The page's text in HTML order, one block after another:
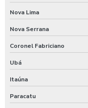
Máquina de lavar ônibus
Máquina de lavar ônibus
Maquinas para
Maquinas para
Melhores produtos para
Moedeiro para calibrador
Nova Lima
Nova Serrana
Coronel Fabriciano
Ubá
Itaúna
Paracatu